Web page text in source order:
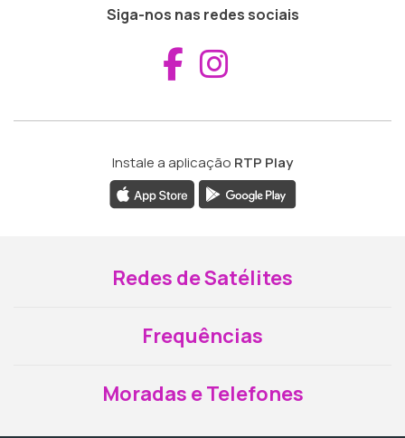
Siga-nos nas redes sociais
Aceder ao
Instale a aplicação RTP Play
Redes de Satélites
Frequências
Moradas e Telefones